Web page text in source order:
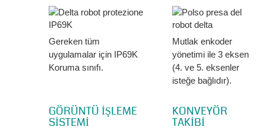
Gereken tüm
uygulamalar için IP69K
Koruma sınıfı.
Mutlak enkoder
yönetimi ile 3 eksen
(4. ve 5. eksenler
isteğe bağlıdır).
GÖRÜNTÜ İŞLEME
SİSTEMİ
KONVEYÖR
TAKİBİ